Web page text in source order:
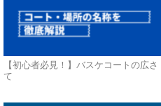
【初心者必見！】バスケコートの広
て